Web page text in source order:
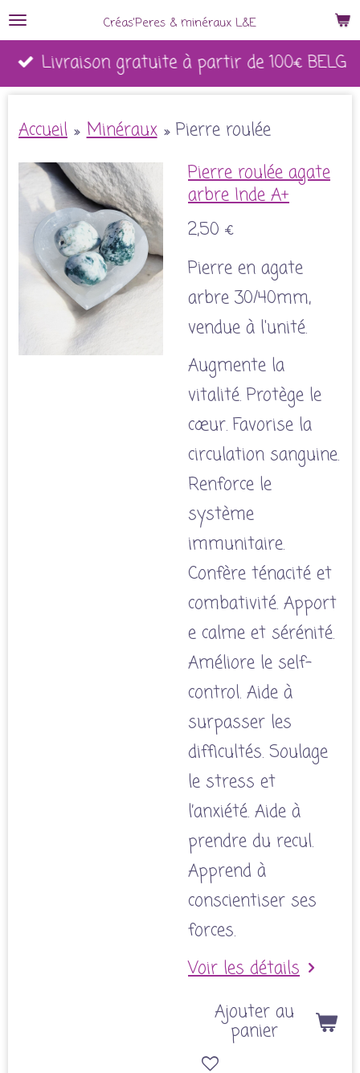
Passer
Créas'Peres & minéraux L&E
Livraison gratuite à partir de 100€ BELG
Accueil » Minéraux » Pierre roulée
Pierre roulée agate
arbre Inde A+
2,50 €
Pierre en agate
arbre 30/40mm,
vendue à l'unité.
Augmente la
vitalité. Protège le
cœur. Favorise la
circulation sanguine.
Renforce le
système
immunitaire.
Confère ténacité et
combativité. Apport
e calme et sérénité.
Améliore le self-
control. Aide à
surpasser les
difficultés. Soulage
le stress et
l’anxiété. Aide à
prendre du recul.
Apprend à
conscientiser ses
forces.
Voir les détails
Ajouter au
panier